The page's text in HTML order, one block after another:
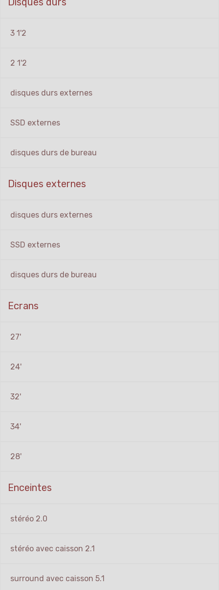
3 1'2
2 1'2
disques durs externes
SSD externes
disques durs de bureau
Disques externes
disques durs externes
SSD externes
disques durs de bureau
Ecrans
27'
24'
32'
34'
28'
Enceintes
stéréo 2.0
stéréo avec caisson 2.1
surround avec caisson 5.1